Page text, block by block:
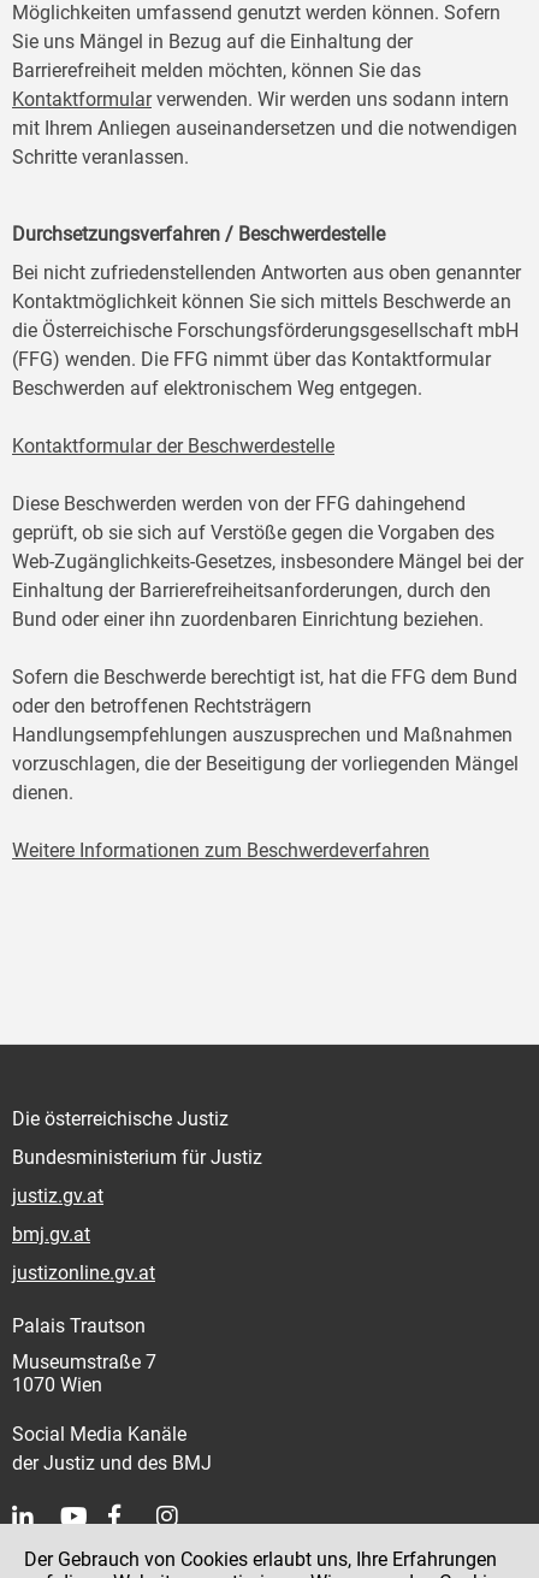
Möglichkeiten umfassend genutzt werden können. Sofern
Sie uns Mängel in Bezug auf die Einhaltung der
Barrierefreiheit melden möchten, können Sie das
Kontaktformularverwenden. Wir werden uns sodann intern
mit Ihrem Anliegen auseinandersetzen und die notwendigen
Schritte veranlassen.
Durchsetzungsverfahren / Beschwerdestelle
Bei nicht zufriedenstellenden Antworten aus oben genannter
Kontaktmöglichkeit können Sie sich mittels Beschwerde an
die Österreichische Forschungsförderungsgesellschaft mbH
(FFG) wenden. Die FFG nimmt über das Kontaktformular
Beschwerden auf elektronischem Weg entgegen.
Kontaktformular der Beschwerdestelle
Diese Beschwerden werden von der FFG dahingehend
geprüft, ob sie sich auf Verstöße gegen die Vorgaben des
Web-Zugänglichkeits-Gesetzes, insbesondere Mängel bei der
Einhaltung der Barrierefreiheitsanforderungen, durch den
Bund oder einer ihn zuordenbaren Einrichtung beziehen.
Sofern die Beschwerde berechtigt ist, hat die FFG dem Bund
oder den betroffenen Rechtsträgern
Handlungsempfehlungen auszusprechen und Maßnahmen
vorzuschlagen, die der Beseitigung der vorliegenden Mängel
dienen.
Weitere Informationen zum Beschwerdeverfahren
Die österreichische Justiz
Bundesministerium für Justiz
justiz.gv.at
bmj.gv.at
justizonline.gv.at
Palais Trautson
Museumstraße 7
1070 Wien
Social Media Kanäle
der Justiz und des BMJ
Kontakt
Der Gebrauch von Cookies erlaubt uns, Ihre Erfahrungen